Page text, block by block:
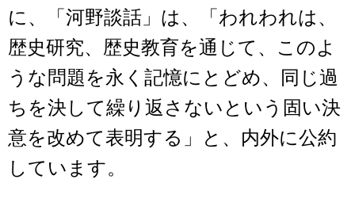
に、「河野談話」は、「われわれは、
歴史研究、歴史教育を通じて、このよ
うな問題を永く記憶にとどめ、同じ過
ちを決して繰り返さないという固い決
意を改めて表明する」と、内外に公約
しています。